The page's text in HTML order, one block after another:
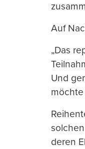
Auf
„Das
Und
möchte
deren